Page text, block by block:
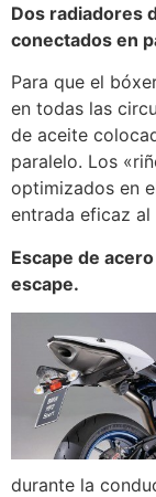
Dos radiadores
conectados en
Para que el
en todas las
de aceite
paralelo. Los
optimizados en
entrada eficaz
Escape de
escape.
durante la